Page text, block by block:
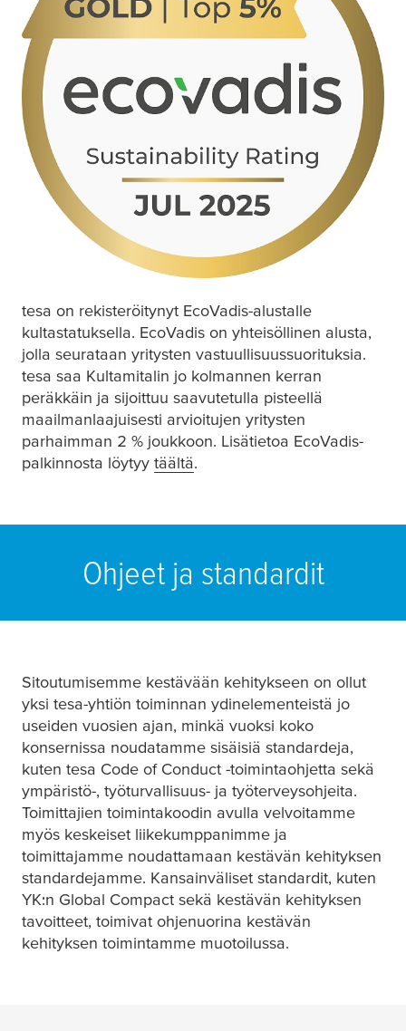
tesa on rekisteröitynyt EcoVadis-alustalle
kultastatuksella. EcoVadis on yhteisöllinen alusta,
jolla seurataan yritysten vastuullisuussuorituksia.
tesa saa Kultamitalin jo kolmannen kerran
peräkkäin ja sijoittuu saavutetulla pisteellä
maailmanlaajuisesti arvioitujen yritysten
parhaimman 2 % joukkoon. Lisätietoa EcoVadis-
palkinnosta löytyy täältä(opens in a new window or
.
Ohjeet ja standardit
Sitoutumisemme kestävään kehitykseen on ollut
yksi tesa-yhtiön toiminnan ydinelementeistä jo
useiden vuosien ajan, minkä vuoksi koko
konsernissa noudatamme sisäisiä standardeja,
kuten tesa Code of Conduct -toimintaohjetta sekä
ympäristö-, työturvallisuus- ja työterveysohjeita.
Toimittajien toimintakoodin avulla velvoitamme
myös keskeiset liikekumppanimme ja
toimittajamme noudattamaan kestävän kehityksen
standardejamme. Kansainväliset standardit, kuten
YK:n Global Compact sekä kestävän kehityksen
tavoitteet, toimivat ohjenuorina kestävän
kehityksen toimintamme muotoilussa.